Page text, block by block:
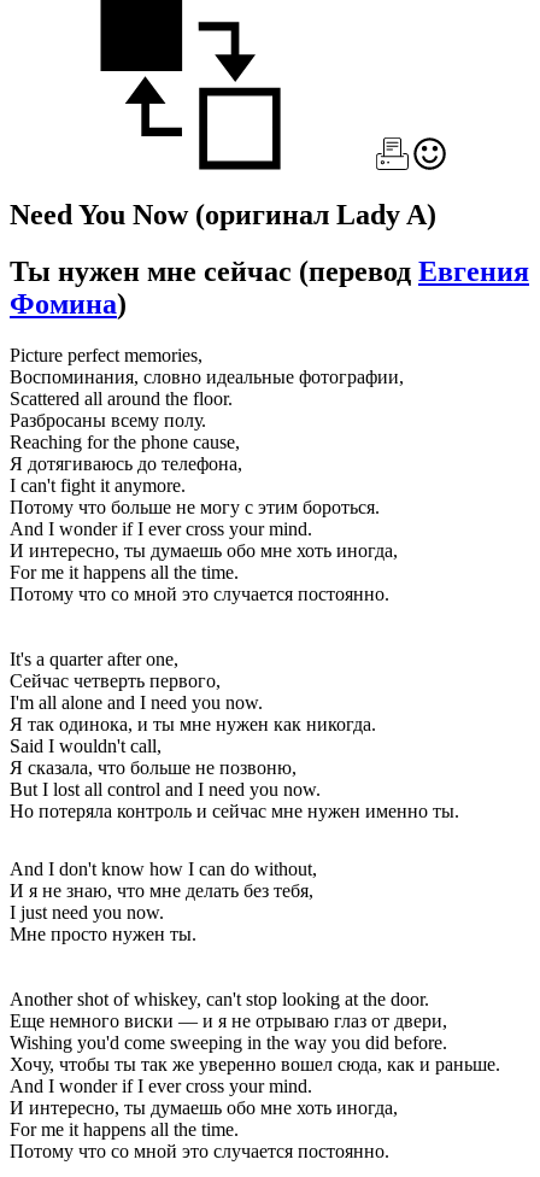
Need You Now (оригинал Lady A)
Ты нужен мне сейчас (перевод Евгения
Фомина)
Picture perfect memories,
Воспоминания, словно идеальные фотографии,
Scattered all around the floor.
Разбросаны всему полу.
Reaching for the phone cause,
Я дотягиваюсь до телефона,
I can't fight it anymore.
Потому что больше не могу с этим бороться.
And I wonder if I ever cross your mind.
И интересно, ты думаешь обо мне хоть иногда,
For me it happens all the time.
Потому что со мной это случается постоянно.
It's a quarter after one,
Сейчас четверть первого,
I'm all alone and I need you now.
Я так одинока, и ты мне нужен как никогда.
Said I wouldn't call,
Я сказала, что больше не позвоню,
But I lost all control and I need you now.
Но потеряла контроль и сейчас мне нужен именно ты.
And I don't know how I can do without,
И я не знаю, что мне делать без тебя,
I just need you now.
Мне просто нужен ты.
Another shot of whiskey, can't stop looking at the door.
Еще немного виски — и я не отрываю глаз от двери,
Wishing you'd come sweeping in the way you did before.
Хочу, чтобы ты так же уверенно вошел сюда, как и раньше.
And I wonder if I ever cross your mind.
И интересно, ты думаешь обо мне хоть иногда,
For me it happens all the time.
Потому что со мной это случается постоянно.